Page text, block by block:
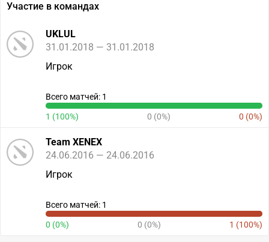
Участие в командах
UKLUL
31.01.2018 — 31.01.2018
Игрок
Всего матчей: 1
1 (100%) 0 (0%) 0 (0%)
Team XENEX
24.06.2016 — 24.06.2016
Игрок
Всего матчей: 1
0 (0%) 0 (0%) 1 (100%)